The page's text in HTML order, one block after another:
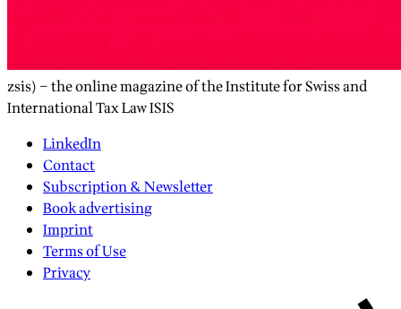
zsis) – the online magazine of the Institute for Swiss and
International Tax Law ISIS
LinkedIn
Contact
Subscription & Newsletter
Book advertising
Imprint
Terms of Use
Privacy